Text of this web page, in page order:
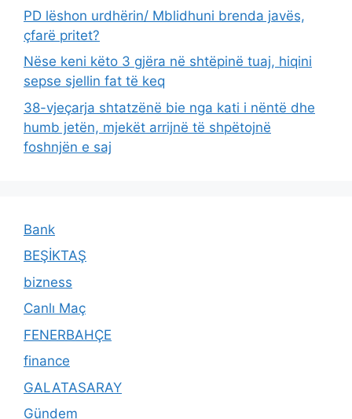
PD lëshon urdhërin/ Mblidhuni brenda javës,
çfarë pritet?
Nëse keni këto 3 gjëra në shtëpinë tuaj, hiqini
sepse sjellin fat të keq
38-vjeçarja shtatzënë bie nga kati i nëntë dhe
humb jetën, mjekët arrijnë të shpëtojnë
foshnjën e saj
Bank
BEŞİKTAŞ
bizness
Canlı Maç
FENERBAHÇE
finance
GALATASARAY
Gündem